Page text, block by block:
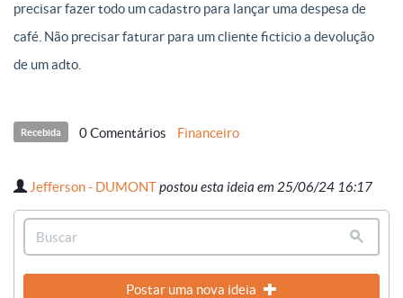
precisar fazer todo um cadastro para lançar uma despesa de
café. Não precisar faturar para um cliente ficticio a devolução
de um adto.
Recebida 0 Comentários Financeiro
Jefferson - DUMONTpostou esta ideia em 25/06/24 16:17
Postar uma nova ideia